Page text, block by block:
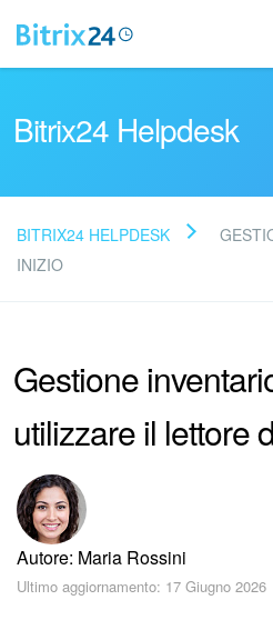
Leggi le
Supporto Bitrix24
Registrazione e accesso
Piani e pagamento
Sicurezza in Bitrix24
Bitrix24 Helpdesk
BITRIX24 HELPDESK
INIZIO
Gestione
utilizzare il lettore
Autore: Maria Rossini
Ultimo aggiornamento: 17 Giugno 2026